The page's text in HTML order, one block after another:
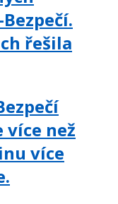
řešila
než
více